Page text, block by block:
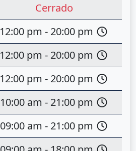
Cerrado
12:00 pm - 20:00 pm
12:00 pm - 20:00 pm
12:00 pm - 20:00 pm
10:00 am - 21:00 pm
09:00 am - 21:00 pm